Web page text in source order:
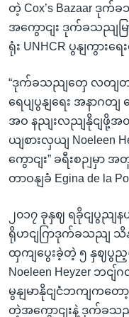
တဲ့ Cox’s Bazaar ဒုက်
အကွောငျး ဒုက်ခသညျမ
ရုံး UNHCR ပွနျကွားရ
“ဒုက်ခသညျတှေ လတျတ
ရေပျပွနျရေး အနာဂ
အဝ နညျးလညျနိုငျ
ယျစားလှယျ
ကွောငျး” ခရီးစဉျမှာ
တာဝနျခံ Egina de la
၂၀၁၇ ခုနှဈ ရခိုငျပွည
ရိုဟငျဂြာဒုက်ခသညျ သိ
ထှကျပွေးခဲ့တဲ့ ၅ နှဈပွည့
Noeleen Heyzer ဘငျ်
မွနျမာနိုငျငံဘကျကတ
တဲ့အကွောငျးနဲ့ ဒုက်ခသညျ